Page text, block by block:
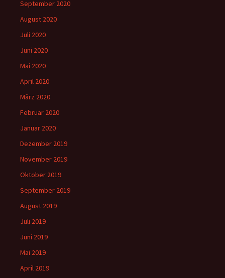
September 2020
August 2020
Juli 2020
Juni 2020
Mai 2020
April 2020
März 2020
Februar 2020
Januar 2020
Dezember 2019
November 2019
Oktober 2019
September 2019
August 2019
Juli 2019
Juni 2019
Mai 2019
April 2019